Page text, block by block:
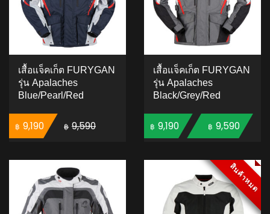
เสื้อแจ็คเก็ต FURYGAN
รุ่น Apalaches
Blue/Pearl/Red
฿ 9,590
Original price was: ฿9,590.
฿ 9,190
เสื้อแจ็คเก็ต FURYGAN
รุ่น Apalaches
Black/Grey/Red
฿ 9,190 – ฿ 9,590
สินค้าหมด
สินค้าหมด